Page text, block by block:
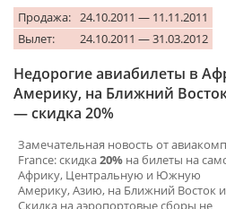
Продажа: 24.10.2011 — 11.11.2011
Вылет:
24.10.2011 — 31.03.2012
Недорогие авиабилеты в
Америку, на Ближний
— скидка 20%
Замечательная новость от
France: скидка20% на билеты на
Африку, Центральную и Южную
Америку, Азию, на Ближний Восток
Скидка на аэропортовые сборы не